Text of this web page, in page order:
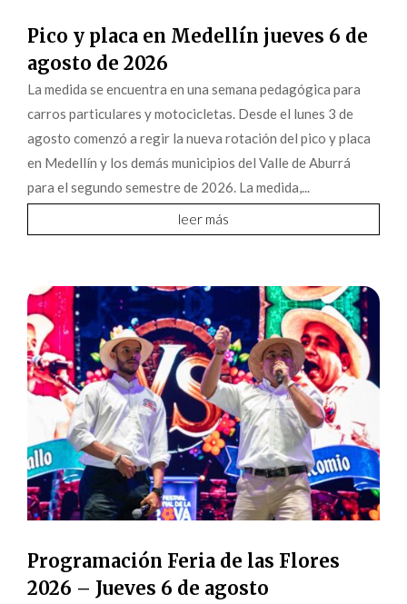
Pico y placa en Medellín jueves 6 de
agosto de 2026
La medida se encuentra en una semana pedagógica para
carros particulares y motocicletas. Desde el lunes 3 de
agosto comenzó a regir la nueva rotación del pico y placa
en Medellín y los demás municipios del Valle de Aburrá
para el segundo semestre de 2026. La medida,...
leer más
Programación Feria de las Flores
2026 – Jueves 6 de agosto